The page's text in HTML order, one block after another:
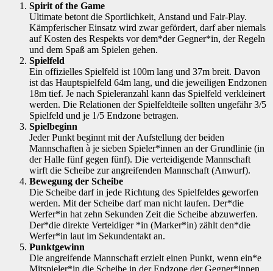
Spirit of the Game
Ultimate betont die Sportlichkeit, Anstand und Fair-Play.
Kämpferischer Einsatz wird zwar gefördert, darf aber niemals
auf Kosten des Respekts vor dem*der Gegner*in, der Regeln
und dem Spaß am Spielen gehen.
Spielfeld
Ein offizielles Spielfeld ist 100m lang und 37m breit. Davon
ist das Hauptspielfeld 64m lang, und die jeweiligen Endzonen
18m tief. Je nach Spieleranzahl kann das Spielfeld verkleinert
werden. Die Relationen der Spielfeldteile sollten ungefähr 3/5
Spielfeld und je 1/5 Endzone betragen.
Spielbeginn
Jeder Punkt beginnt mit der Aufstellung der beiden
Mannschaften à je sieben Spieler*innen an der Grundlinie (in
der Halle fünf gegen fünf). Die verteidigende Mannschaft
wirft die Scheibe zur angreifenden Mannschaft (Anwurf).
Bewegung der Scheibe
Die Scheibe darf in jede Richtung des Spielfeldes geworfen
werden. Mit der Scheibe darf man nicht laufen. Der*die
Werfer*in hat zehn Sekunden Zeit die Scheibe abzuwerfen.
Der*die direkte Verteidiger *in (Marker*in) zählt den*die
Werfer*in laut im Sekundentakt an.
Punktgewinn
Die angreifende Mannschaft erzielt einen Punkt, wenn ein*e